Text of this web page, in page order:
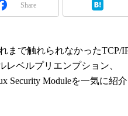
Test
ブロ
Share
まで触れられなかったTCP/
レベルプリエンプション、
Security Moduleを一気に紹介